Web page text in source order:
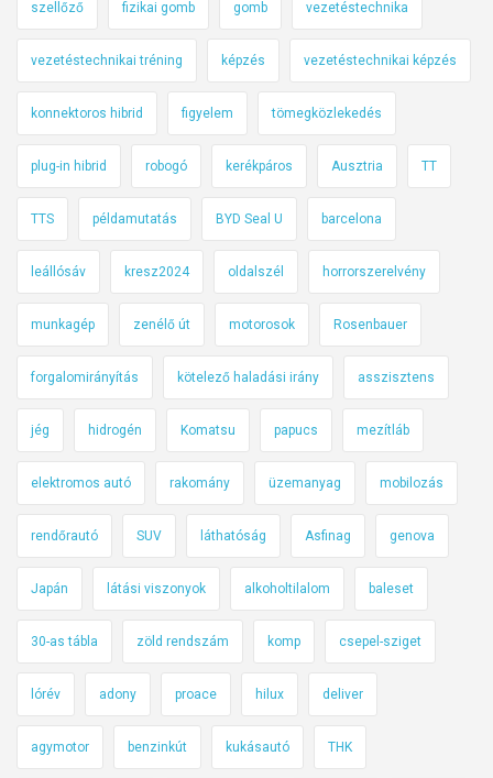
szellőző fizikai gomb gomb vezetéstechnika
vezetéstechnikai tréning képzés vezetéstechnikai képzés
konnektoros hibrid figyelem tömegközlekedés
plug-in hibrid robogó kerékpáros Ausztria TT
TTS példamutatás BYD Seal U barcelona
leállósáv kresz2024 oldalszél horrorszerelvény
munkagép zenélő út motorosok Rosenbauer
forgalomirányítás kötelező haladási irány asszisztens
jég hidrogén Komatsu papucs mezítláb
elektromos autó rakomány üzemanyag mobilozás
rendőrautó SUV láthatóság Asfinag genova
Japán látási viszonyok alkoholtilalom baleset
30-as tábla zöld rendszám komp csepel-sziget
lórév adony proace hilux deliver
agymotor benzinkút kukásautó THK